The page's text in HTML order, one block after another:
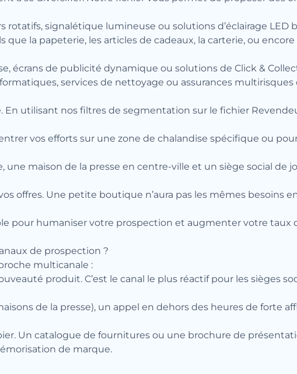
rotatifs, signalétique lumineuse ou solutions d’éclairage LED
la papeterie, les articles de cadeaux, la carterie, ou encore
écrans de publicité dynamique ou solutions de Click &
services de nettoyage ou assurances multirisques
En utilisant nos filtres de segmentation sur le fichier
vos efforts sur une zone de chalandise spécifique ou
maison de la presse en centre-ville et un siège social de
offres. Une petite boutique n’aura pas les mêmes besoins
pour humaniser votre prospection et augmenter votre taux
de prospection ?
multicanale :
produit. C’est le canal le plus réactif pour les sièges
de la presse), un appel en dehors des heures de forte
Un catalogue de fournitures ou une brochure de
de marque.